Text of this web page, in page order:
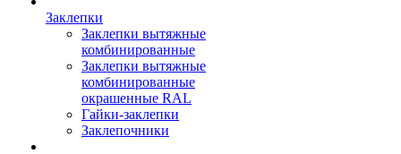
Заклепки
Заклепки вытяжные
комбинированные
Заклепки вытяжные
комбинированные
окрашенные RAL
Гайки-заклепки
Заклепочники